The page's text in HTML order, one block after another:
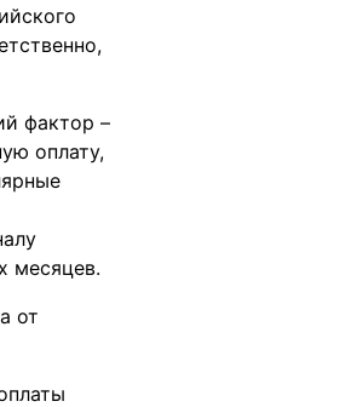
фактор –
оплату,
месяцев.
от